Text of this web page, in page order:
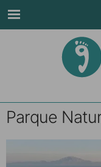
Parque